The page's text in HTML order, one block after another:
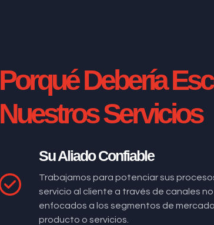
Porqué Debería
Nuestros Servicios
Su Aliado Confiable
Trabajamos para potenciar sus
servicio al cliente a través de canales
enfocados a los segmentos de
producto o servicios.